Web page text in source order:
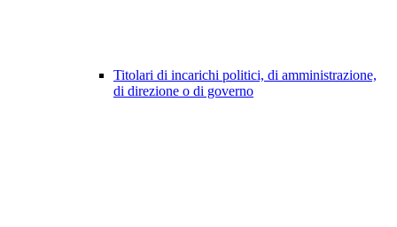
Titolari di incarichi politici, di amministrazione,
di direzione o di governo